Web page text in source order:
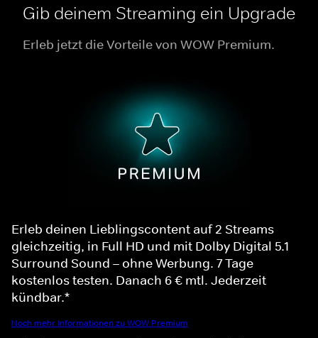
Gib deinem Streaming ein Upgrade
Erleb jetzt die Vorteile von WOW Premium.
Erleb deinen Lieblingscontent auf 2 Streams
gleichzeitig, in Full HD und mit Dolby Digital 5.1
Surround Sound – ohne Werbung. 7 Tage
kostenlos testen. Danach 6 € mtl. Jederzeit
kündbar.*
Noch mehr Informationen zu WOW Premium